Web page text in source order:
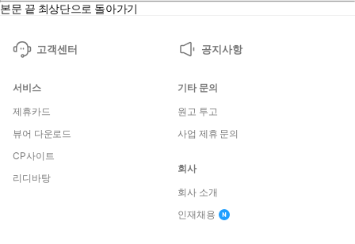
본문 끝 최상단으로 돌아가기
고객센터 공지사항
서비스
제휴카드
뷰어 다운로드
CP사이트
리디바탕
기타 문의
원고 투고
사업 제휴 문의
회사
회사 소개
인재채용